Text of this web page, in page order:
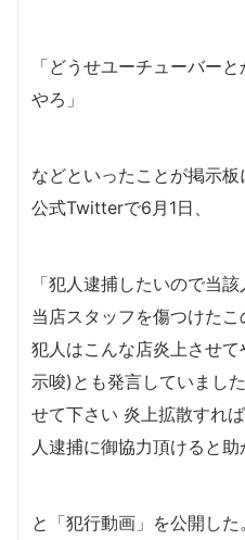
「どうせユーチューバー
やろ」
などといったことが掲示
公式Twitterで6月1日、
「犯人逮捕したいので当
当店スタッフを傷つけた
犯人はこんな店炎上させ
示唆)とも発言していまし
せて下さい 炎上拡散すれ
人逮捕に御協力頂けると助
と「犯行動画」を公開した。